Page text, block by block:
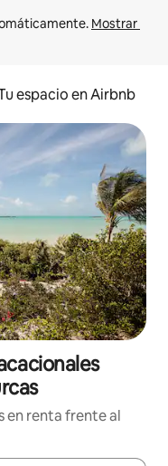
Mostrar
espacio en Airbnb
en renta frente al